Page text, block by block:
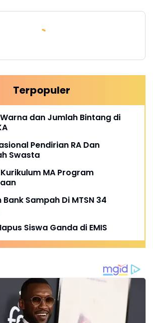
Terpopuler
dan Jumlah Bintang di
Pendirian RA Dan
Swasta
MA Program
Sampah Di MTSN 34
Siswa Ganda di EMIS